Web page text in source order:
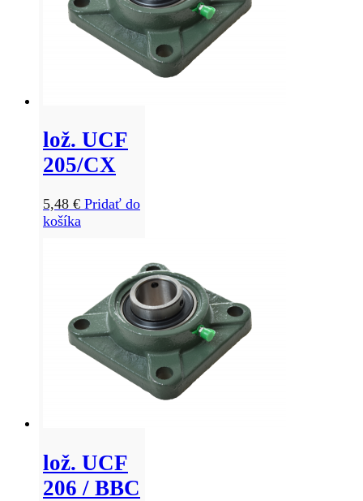
lož. UCF
205/CX
5,48 € Pridať do
košíka
lož. UCF
206 / BBC